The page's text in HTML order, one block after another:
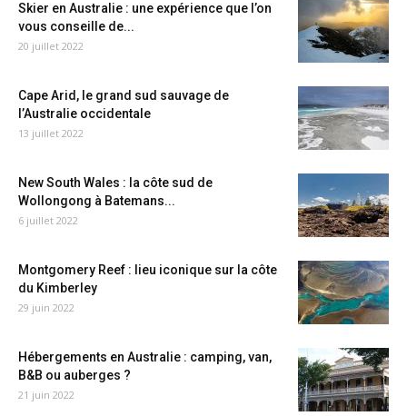
Skier en Australie : une expérience que l’on
vous conseille de...
20 juillet 2022
Cape Arid, le grand sud sauvage de
l’Australie occidentale
13 juillet 2022
New South Wales : la côte sud de
Wollongong à Batemans...
6 juillet 2022
Montgomery Reef : lieu iconique sur la côte
du Kimberley
29 juin 2022
Hébergements en Australie : camping, van,
B&B ou auberges ?
21 juin 2022